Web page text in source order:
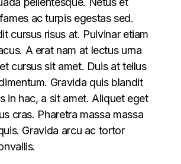
ac turpis egestas sed.
cursus risus at. Pulvinar etiam
A erat nam at lectus urna
cursus sit amet. Duis at tellus
Gravida quis blandit
in hac, a sit amet. Aliquet eget
cras. Pharetra massa massa
Gravida arcu ac tortor